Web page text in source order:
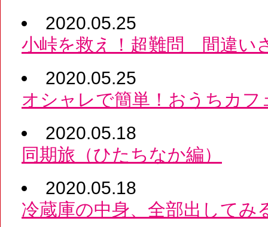
2020.05.25
小峠を救え！超難問 間違い
2020.05.25
オシャレで簡単！おうちカフ
2020.05.18
同期旅（ひたちなか編）
2020.05.18
冷蔵庫の中身、全部出してみ